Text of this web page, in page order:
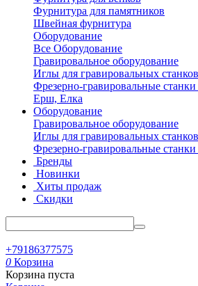
Фурнитура для памятников
Швейная фурнитура
Оборудование
Все Оборудование
Гравировальное оборудование
Иглы для гравировальных станков
Фрезерно-гравировальные
Ерш, Елка
Оборудование
Гравировальное оборудование
Иглы для гравировальных станков
Фрезерно-гравировальные
Бренды
Новинки
Хиты продаж
Скидки
+79186377575
0 Корзина
Корзина пуста